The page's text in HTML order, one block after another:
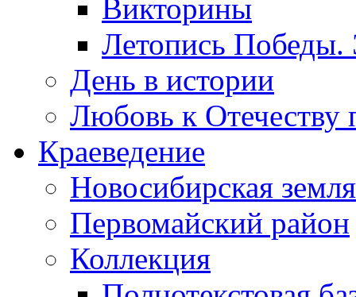
Викторины
Летопись Победы.
День в истории
Любовь к Отечеству
Краеведение
Новосибирская земля
Первомайский район
Коллекция